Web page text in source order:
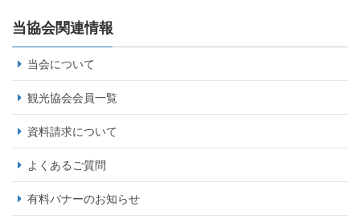
当協会関連情報
当会について
観光協会会員一覧
資料請求について
よくあるご質問
有料バナーのお知らせ